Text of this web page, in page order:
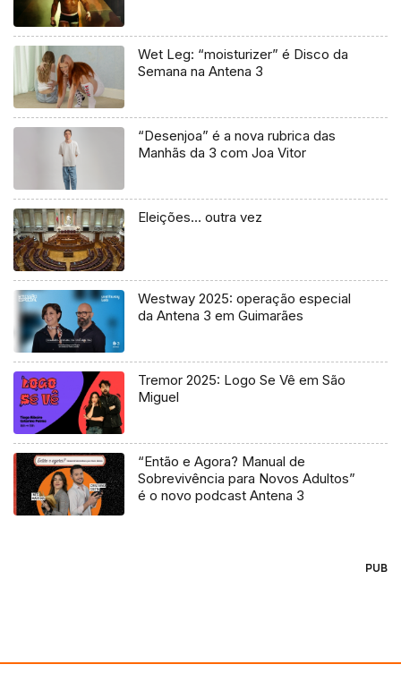
Wet Leg: “moisturizer” é Disco da
Semana na Antena 3
“Desenjoa” é a nova rubrica das
Manhãs da 3 com Joa Vitor
Eleições… outra vez
Westway 2025: operação especial
da Antena 3 em Guimarães
Tremor 2025: Logo Se Vê em São
Miguel
“Então e Agora? Manual de
Sobrevivência para Novos Adultos”
é o novo podcast Antena 3
PUB